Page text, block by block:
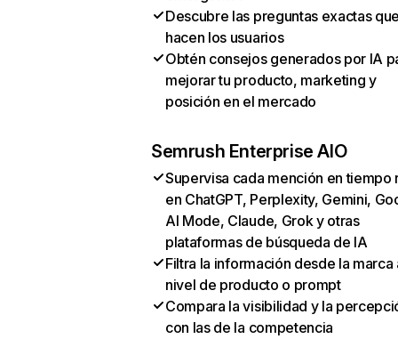
Descubre las preguntas exactas
hacen los usuarios
Obtén consejos generados por IA
mejorar tu producto, marketing y
posición en el mercado
Semrush Enterprise AIO
Supervisa cada mención en tiempo
en ChatGPT, Perplexity, Gemini,
AI Mode, Claude, Grok y otras
plataformas de búsqueda de IA
Filtra la información desde la marca
nivel de producto o prompt
Compara la visibilidad y la
con las de la competencia